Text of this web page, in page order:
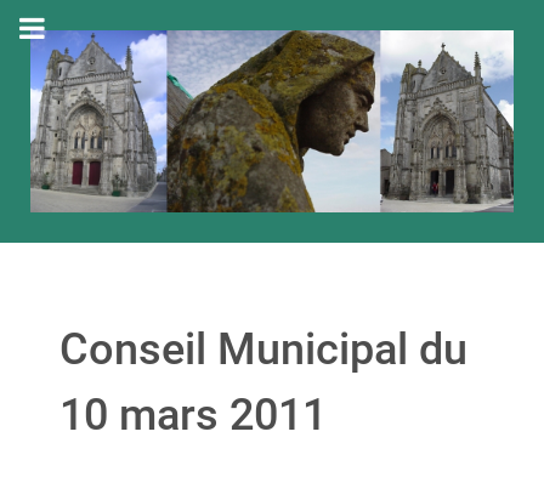
Conseil Municipal du
10 mars 2011